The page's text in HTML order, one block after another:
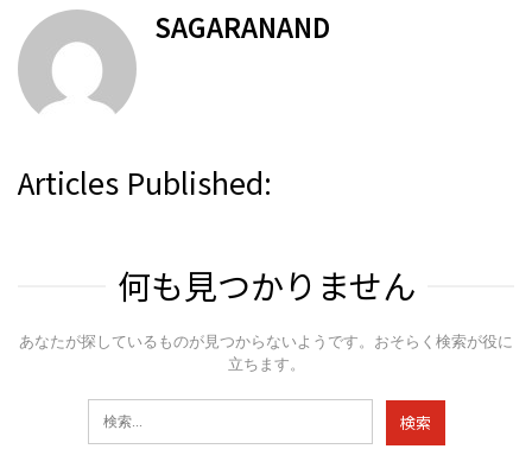
SAGARANAND
Articles Published:
何も見つかりません
あなたが探しているものが見つからないようです。おそらく検索が役に
立ちます。